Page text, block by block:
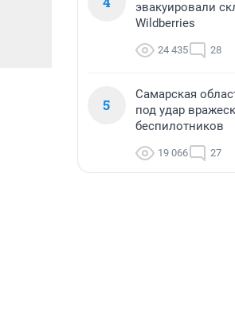
эвакуировали
Wildberries
24 435 28
5
Самарская
под удар
беспилотников
19 066 27